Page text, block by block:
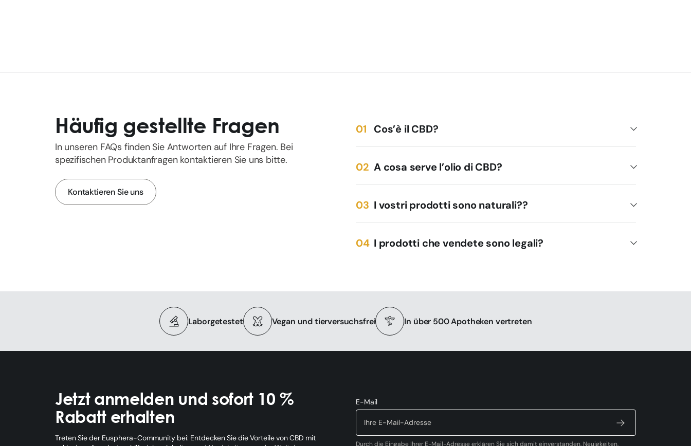
Häufig gestellte Fragen
In unseren FAQs finden Sie Antworten auf Ihre Fragen. Bei
spezifischen Produktanfragen kontaktieren Sie uns bitte.
Kontaktieren Sie uns
Cos’è il CBD?
A cosa serve l’olio di CBD?
I vostri prodotti sono naturali??
I prodotti che vendete sono legali?
Laborgetestet Vegan und tierversuchsfrei In über 500 Apotheken vertreten
Jetzt anmelden und sofort 10 %
Rabatt erhalten
Treten Sie der Eusphera-Community bei: Entdecken Sie die Vorteile von CBD mit
E-Mail
Durch die Eingabe Ihrer E-Mail-Adresse erklären Sie sich damit einverstanden, Neuigkeiten,